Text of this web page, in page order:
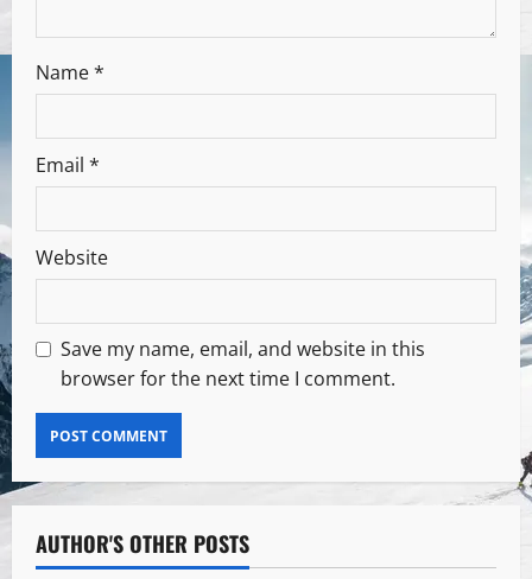
Name*
Email *
Website
Save my name, email, and website in this
browser for the next time I comment.
AUTHOR'S OTHER POSTS